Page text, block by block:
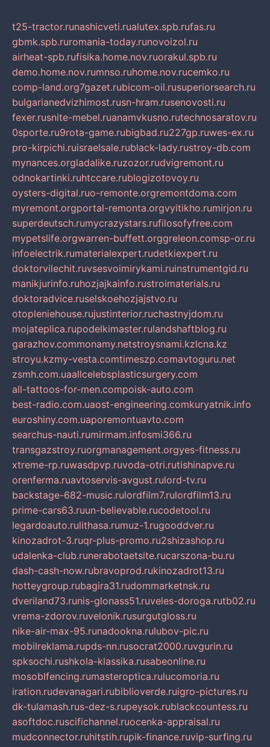
t25-tractor.runashicveti.rualutex.spb.rufas.ru
gbmk.spb.ruromania-today.runovoizol.ru
airheat-spb.rufisika.home.nov.ruorakul.spb.ru
demo.home.nov.rumnso.ruhome.nov.rucemko.ru
comp-land.org7gazet.rubicom-oil.rusuperiorsearch.ru
bulgarianedvizhimost.rusn-hram.rusenovosti.ru
fexer.rusnite-mebel.ruanamvkusno.rutechnosaratov.ru
0sporte.ru9rota-game.rubigbad.ru227gp.ruwes-ex.ru
pro-kirpichi.ruisraelsale.rublack-lady.rustroy-db.com
mynances.orgladalike.ruzozor.rudvigremont.ru
odnokartinki.ruhtccare.rublogizotovoy.ru
oysters-digital.ruo-remonte.orgremontdoma.com
myremont.orgportal-remonta.orgvyitikho.rumirjon.ru
superdeutsch.rumycrazystars.rufilosofyfree.com
mypetslife.orgwarren-buffett.orggreleon.comsp-or.ru
infoelectrik.rumaterialexpert.rudetkiexpert.ru
doktorvilechit.ruvsesvoimirykami.ruinstrumentgid.ru
manikjurinfo.ruhozjajkainfo.rustroimaterials.ru
doktoradvice.ruselskoehozjajstvo.ru
otopleniehouse.rujustinterior.ruchastnyjdom.ru
mojateplica.rupodelkimaster.rulandshaftblog.ru
garazhov.commonamy.netstroysnami.kzlcna.kz
stroyu.kzmy-vesta.comtimeszp.comavtoguru.net
zsmh.com.uaallcelebsplasticsurgery.com
all-tattoos-for-men.compoisk-auto.com
best-radio.com.uaost-engineering.comkuryatnik.info
euroshiny.com.uaporemontuavto.com
searchus-nauti.rumirmam.infosmi366.ru
transgazstroy.ruorgmanagement.orgyes-fitness.ru
xtreme-rp.ruwasdpvp.ruvoda-otri.rutishinapve.ru
orenferma.ruavtoservis-avgust.rulord-tv.ru
backstage-682-music.rulordfilm7.rulordfilm13.ru
prime-cars63.ruun-believable.rucodetool.ru
legardoauto.rulithasa.rumuz-1.rugooddver.ru
kinozadrot-3.ruqr-plus-promo.ru2shizashop.ru
udalenka-club.runerabotaetsite.rucarszona-bu.ru
dash-cash-now.rubravoprod.rukinozadrot13.ru
hotteygroup.rubagira31.rudommarketnsk.ru
dveriland73.runis-glonass51.ruveles-doroga.rutb02.ru
vrema-zdorov.ruvelonik.rusurgutgloss.ru
nike-air-max-95.runadookna.rulubov-pic.ru
mobilreklama.rupds-nn.rusocrat2000.ruvgurin.ru
spksochi.rushkola-klassika.rusabeonline.ru
mosoblfencing.rumasteroptica.rulucomoria.ru
iration.rudevanagari.rubiblioverde.ruigro-pictures.ru
dk-tulamash.rus-dez-s.rupeysok.rublackcountess.ru
asoftdoc.ruscifichannel.ruocenka-appraisal.ru
mudconnector.ruhitstih.rupik-finance.ruvip-surfing.ru